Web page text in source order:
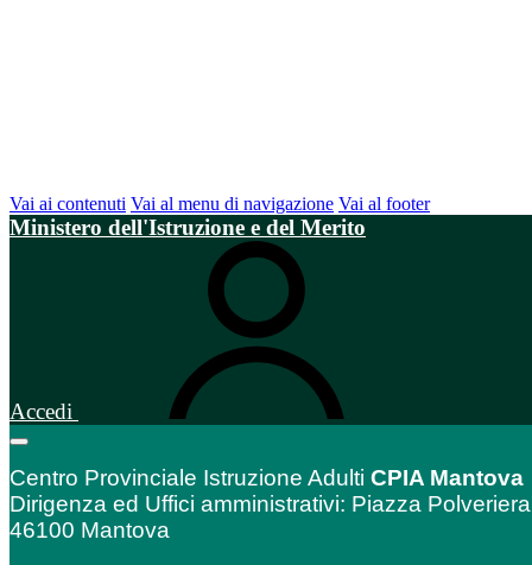
Vai ai contenuti Vai al menu di navigazione Vai al footer
Ministero dell'Istruzione e del Merito
Accedi
Centro Provinciale Istruzione Adulti CPIA Mantova
Dirigenza ed Uffici amministrativi: Piazza
46100 Mantova